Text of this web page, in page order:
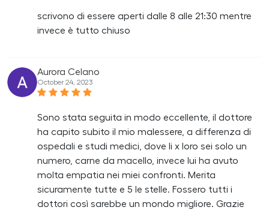
scrivono di essere aperti dalle 8 alle 21:30 mentre
invece è tutto chiuso
Aurora Celano
October 24, 2023
Sono stata seguita in modo eccellente, il dottore
ha capito subito il mio malessere, a differenza di
ospedali e studi medici, dove li x loro sei solo un
numero, carne da macello, invece lui ha avuto
molta empatia nei miei confronti. Merita
sicuramente tutte e 5 le stelle. Fossero tutti i
dottori così sarebbe un mondo migliore. Grazie